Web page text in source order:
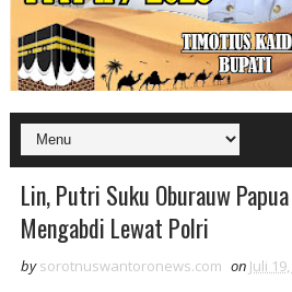
Lin, Putri Suku Oburauw
Mengabdi Lewat Polri
by sorotnuswantoronews.com on Juli